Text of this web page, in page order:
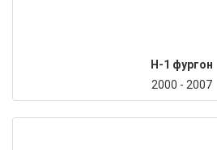
H-1 фургон
2000 - 2007